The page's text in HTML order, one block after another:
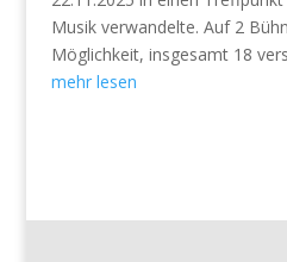
Musik verwandelte. Auf 2
Möglichkeit, insgesamt 18
mehr lesen